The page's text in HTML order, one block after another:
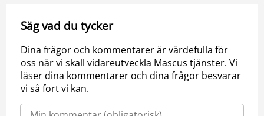
Säg vad du tycker
Dina frågor och kommentarer är värdefulla för
oss när vi skall vidareutveckla Mascus tjänster. Vi
läser dina kommentarer och dina frågor besvarar
vi så fort vi kan.